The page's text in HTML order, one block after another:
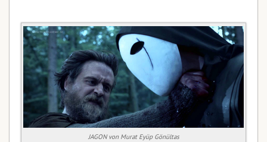
JAGON von Murat Eyüp Gönültas